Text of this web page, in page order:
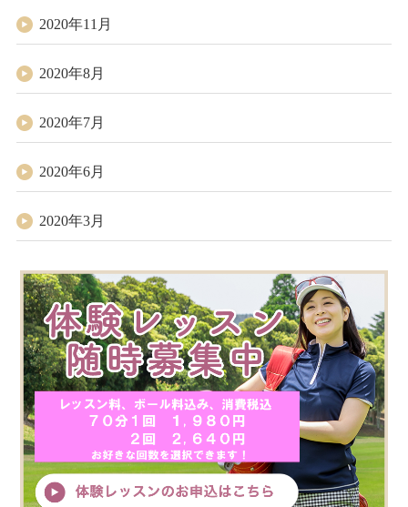
2020年11月
2020年8月
2020年7月
2020年6月
2020年3月